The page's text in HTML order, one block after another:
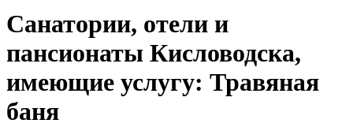
Санатории, отели и
пансионаты Кисловодска,
имеющие услугу: Травяная
баня